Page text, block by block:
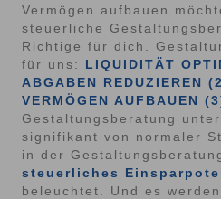
Vermögen aufbauen
steuerliche
Richtige für dich.
für uns: LIQUIDITÄT
ABGABEN REDUZIEREN
VERMÖGEN AUFBAUEN
Gestaltungsberatung
signifikant von normaler
in der
steuerliches
beleuchtet. Und es